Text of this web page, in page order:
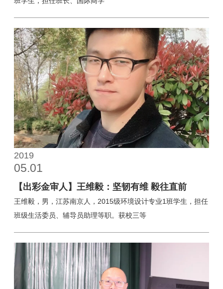
2019
05.01
【出彩金审人】王维毅：坚韧有维 毅往直前
王维毅，男，江苏南京人，2015级环境设计专业1班学生，担任
班级生活委员、辅导员助理等职。获校三等